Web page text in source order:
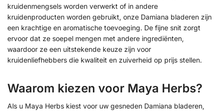
kruidenmengsels worden verwerkt of in andere
kruidenproducten worden gebruikt, onze Damiana bladeren zijn
een krachtige en aromatische toevoeging. De fijne snit zorgt
ervoor dat ze soepel mengen met andere ingrediënten,
waardoor ze een uitstekende keuze zijn voor
kruidenliefhebbers die kwaliteit en zuiverheid op prijs stellen.
Waarom kiezen voor Maya Herbs?
Als u Maya Herbs kiest voor uw gesneden Damiana bladeren,